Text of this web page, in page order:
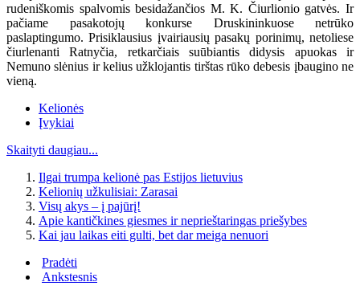
rudeniškomis spalvomis besidažančios M. K. Čiurlionio gatvės. Ir
pačiame pasakotojų konkurse Druskininkuose netrūko
paslaptingumo. Prisiklausius įvairiausių pasakų porinimų, netoliese
čiurlenanti Ratnyčia, retkarčiais suūbiantis didysis apuokas ir
Nemuno slėnius ir kelius užklojantis tirštas rūko debesis įbaugino ne
vieną.
Kelionės
Įvykiai
Skaityti daugiau...
Ilgai trumpa kelionė pas Estijos lietuvius
Kelionių užkulisiai: Zarasai
Visų akys – į pajūrį!
Apie kantičkines giesmes ir neprieštaringas priešybes
Kai jau laikas eiti gulti, bet dar meiga nenuori
Pradėti
Ankstesnis